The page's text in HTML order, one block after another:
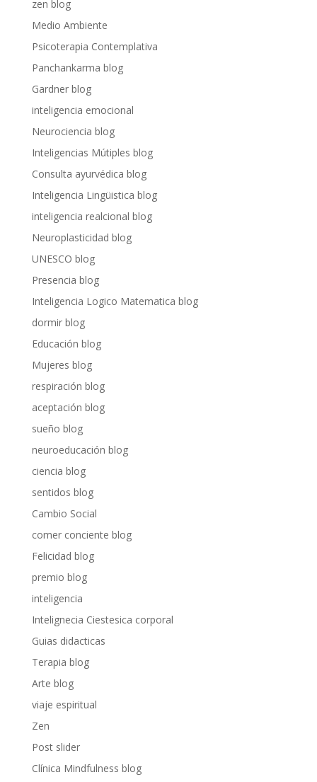
zen blog
Medio Ambiente
Psicoterapia Contemplativa
Panchankarma blog
Gardner blog
inteligencia emocional
Neurociencia blog
Inteligencias Mútiples blog
Consulta ayurvédica blog
Inteligencia Lingüistica blog
inteligencia realcional blog
Neuroplasticidad blog
UNESCO blog
Presencia blog
Inteligencia Logico Matematica blog
dormir blog
Educación blog
Mujeres blog
respiración blog
aceptación blog
sueño blog
neuroeducación blog
ciencia blog
sentidos blog
Cambio Social
comer conciente blog
Felicidad blog
premio blog
inteligencia
Intelignecia Ciestesica corporal
Guias didacticas
Terapia blog
Arte blog
viaje espiritual
Zen
Post slider
Clínica Mindfulness blog